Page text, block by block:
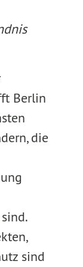
Berlin
die
sind